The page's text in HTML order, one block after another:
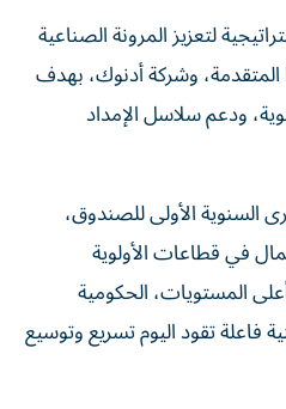
لتعزيز المرونة الصناعية
المتقدمة، وشركة أدنوك، بهدف
ودعم سلاسل الإمداد
السنوية الأولى للصندوق،
في قطاعات الأولوية
المستويات، الحكومية
فاعلة تقود اليوم تسريع وتوسيع